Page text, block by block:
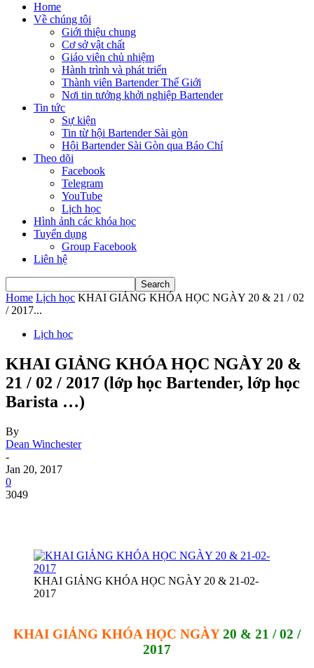
Home
Về chúng tôi
Giới thiệu chung
Cơ sở vật chất
Giáo viên chủ nhiệm
Hành trình và phát triển
Thành viên Bartender Thế Giới
Nơi tin tưởng khởi nghiệp Bartender
Tin tức
Sự kiện
Tin từ hội Bartender Sài gòn
Hội Bartender Sài Gòn qua Báo Chí
Theo dõi
Facebook
Telegram
YouTube
Lịch học
Hình ảnh các khóa học
Tuyển dụng
Group Facebook
Liên hệ
Home Lịch học KHAI GIẢNG KHÓA HỌC NGÀY 20 & 21 / 02
/ 2017...
Lịch học
KHAI GIẢNG KHÓA HỌC NGÀY 20 &
21 / 02 / 2017 (lớp học Bartender, lớp học
Barista …)
By
Dean Winchester
-
Jan 20, 2017
0
3049
KHAI GIẢNG KHÓA HỌC NGÀY 20 & 21-02-
2017
KHAI GIẢNG KHÓA HỌC NGÀY20 & 21 / 02 /
2017